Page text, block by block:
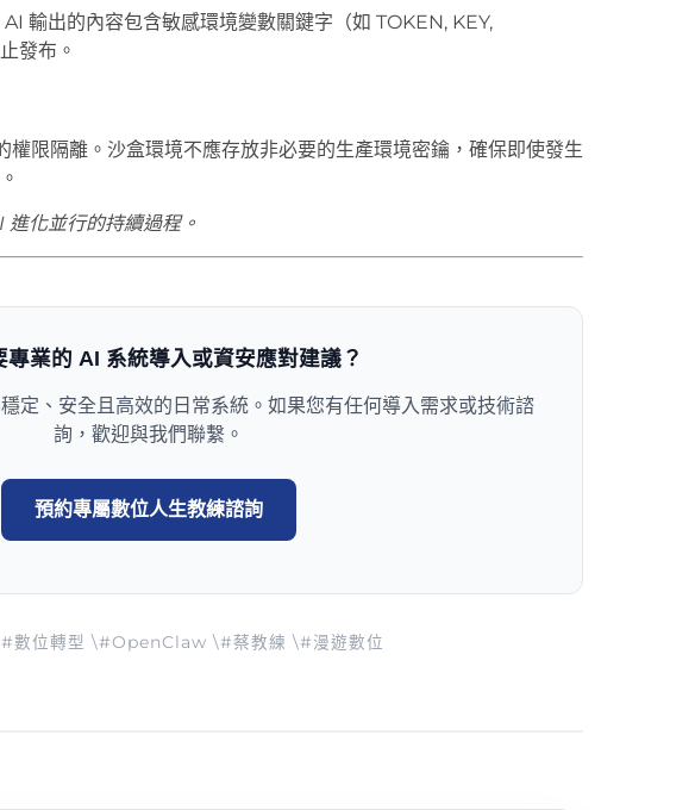
輸出的內容包含敏感環境變數關鍵字（如 TOKEN, KEY,
發布。
限隔離。沙盒環境不應存放非必要的生產環境密鑰，確保即使發生
化並行的持續過程。
專業的 AI 系統導入或資安應對建議？
定、安全且高效的日常系統。如果您有任何導入需求或技術諮
詢，歡迎與我們聯繫。
預約專屬數位人生教練諮詢
數位轉型 \#OpenClaw \#蔡教練 \#漫遊數位